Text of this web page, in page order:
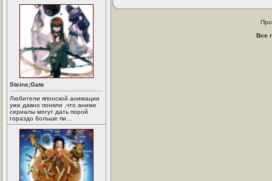
Steins;Gate
Любители японской анимации
уже давно поняли ,что аниме
сериалы могут дать порой
гораздо больше пи...
Все